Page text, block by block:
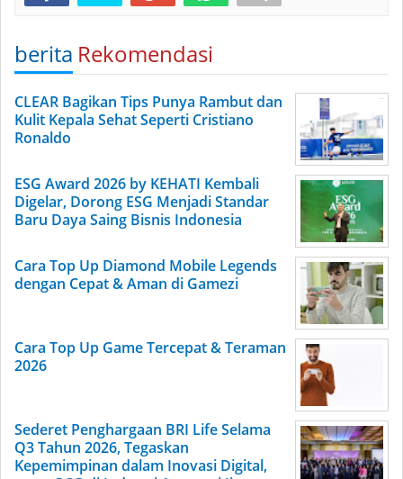
berita Rekomendasi
CLEAR Bagikan Tips Punya Rambut dan
Kulit Kepala Sehat Seperti Cristiano
Ronaldo
ESG Award 2026 by KEHATI Kembali
Digelar, Dorong ESG Menjadi Standar
Baru Daya Saing Bisnis Indonesia
Cara Top Up Diamond Mobile Legends
dengan Cepat & Aman di Gamezi
Cara Top Up Game Tercepat & Teraman
2026
Sederet Penghargaan BRI Life Selama
Q3 Tahun 2026, Tegaskan
Kepemimpinan dalam Inovasi Digital,